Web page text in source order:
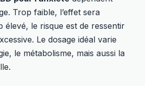
Trop faible, l’effet sera
élevé, le risque est de ressentir
Le dosage idéal varie
le métabolisme, mais aussi la